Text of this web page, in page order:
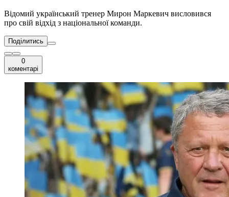
Відомий український тренер Мирон Маркевич висловився
про свій відхід з національної команди.
Поділитись
0
коментарі